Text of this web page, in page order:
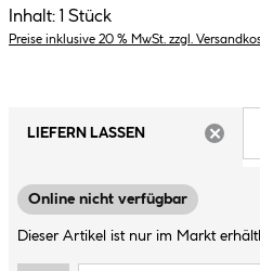
Inhalt: 1 Stück
Preise inklusive 20 % MwSt. zzgl.
LIEFERN LASSEN
Online nicht verfügbar
Dieser Artikel ist nur im Markt